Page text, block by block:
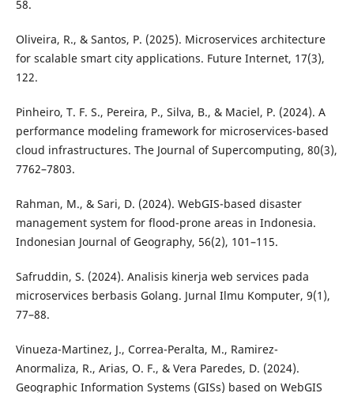
58.
Oliveira, R., & Santos, P. (2025). Microservices architecture
for scalable smart city applications. Future Internet, 17(3),
122.
Pinheiro, T. F. S., Pereira, P., Silva, B., & Maciel, P. (2024). A
performance modeling framework for microservices-based
cloud infrastructures. The Journal of Supercomputing, 80(3),
7762–7803.
Rahman, M., & Sari, D. (2024). WebGIS-based disaster
management system for flood-prone areas in Indonesia.
Indonesian Journal of Geography, 56(2), 101–115.
Safruddin, S. (2024). Analisis kinerja web services pada
microservices berbasis Golang. Jurnal Ilmu Komputer, 9(1),
77–88.
Vinueza-Martinez, J., Correa-Peralta, M., Ramirez-
Anormaliza, R., Arias, O. F., & Vera Paredes, D. (2024).
Geographic Information Systems (GISs) based on WebGIS